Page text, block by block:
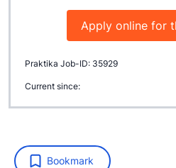
Bookmark
Apply online for
Praktika Job-ID: 35929
Current since: